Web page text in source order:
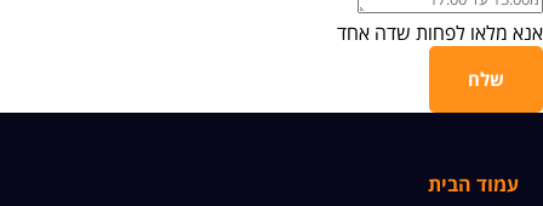
אנא מלאו לפחות שדה אחד
שלח
עמוד הבית